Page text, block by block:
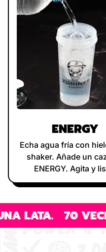
ENERGY
Echa agua fría con
shaker. Añade un
ENERGY. Agita y
70 VECES MEJOR